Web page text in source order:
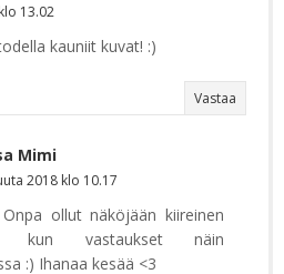
13.02
kauniit kuvat! :)
Vastaa
Mimi
2018 klo 10.17
ollut näköjään kiireinen
kun vastaukset näin
:) Ihanaa kesää <3